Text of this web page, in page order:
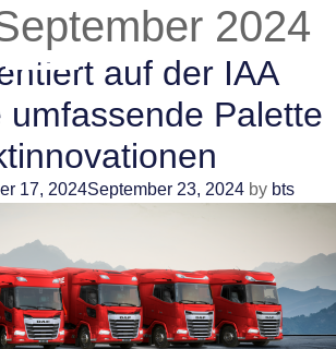
2024
auf der IAA
umfassende Palette
17, 2024September 23, 2024 by bts